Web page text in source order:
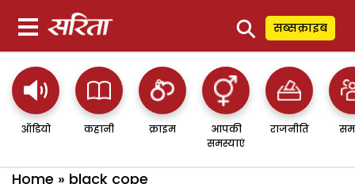
⚲ सब्सक्राइब
ऑडियो कहानी क्राइम
आपकी
समस्याएं
राजनीति
Home » black cope